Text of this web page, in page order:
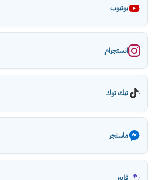
يوتيوب
انستجرام
تيك توك
ماسنجر
فايبر